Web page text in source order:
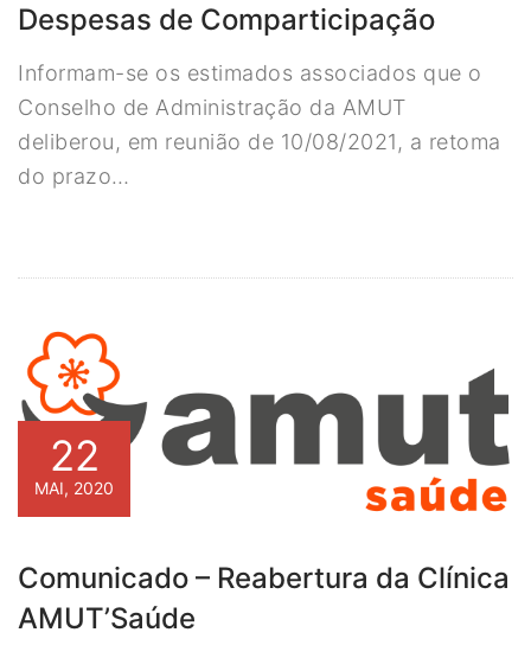
Despesas de Comparticipação
Informam-se os estimados associados que o
Conselho de Administração da AMUT
deliberou, em reunião de 10/08/2021, a retoma
do prazo…
22
MAI, 2020
Comunicado – Reabertura da Clínica
AMUT’Saúde